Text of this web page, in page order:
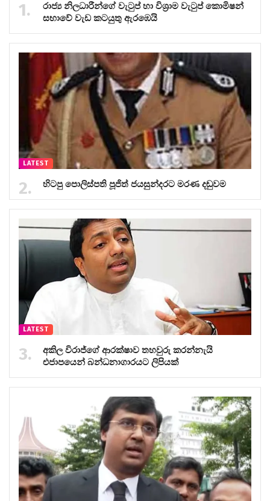
රාජ්‍ය නිලධාරීන්ගේ වැටුප් හා විශ්‍රාම වැටුප් කොමිෂන්
සභාවේ වැඩ කටයුතු ඇරඹෙයි
LATEST
හිටපු පොලිස්පති පූජිත් ජයසුන්දරට මරණ දඬුවම
LATEST
අකිල විරාජ්ගේ ආරක්ෂාව තහවුරු කරන්නැයි
එජාපයෙන් බන්ධනාගාරයට ලිපියක්